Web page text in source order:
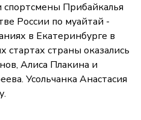
Прибайкалья
России по муайтай -
в Екатеринбурге в
стартах страны оказались
Алиса Плакина и
Усольчанка Анастасия